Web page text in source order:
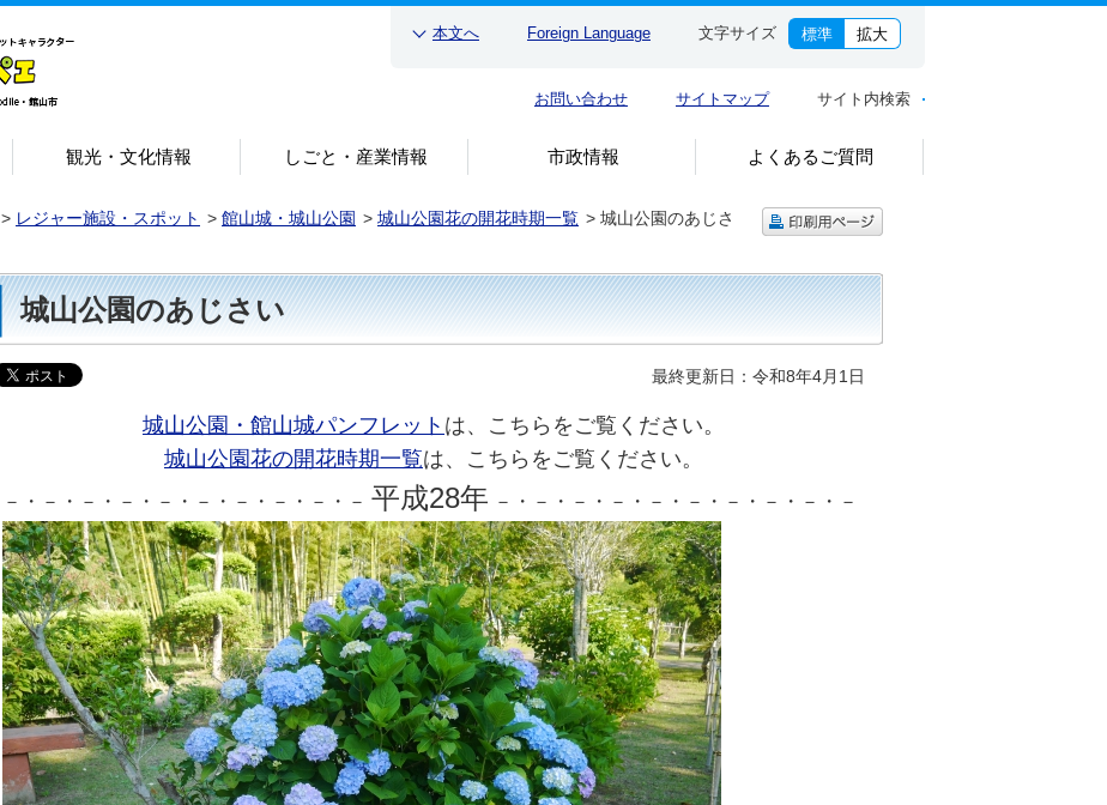
本文へ Foreign Language 文字サイズ 標準 拡大
お問い合わせ サイトマップ サイト内検索
観光・文化情報 しごと・産業情報 市政情報 よくあるご質問
> レジャー施設・スポット > 館山城・城山公園 > 城山公園花の開花時期一覧 > 城山公園のあじさ
城山公園のあじさい
最終更新日：令和8年4月1日
城山公園・館山城パンフレット は、こちらをご覧ください。
城山公園花の開花時期一覧は、こちらをご覧ください。
－・－・－・－・－・－・－・－・－・－ 平成28年 －・－・－・－・－・－・－・－・－・－